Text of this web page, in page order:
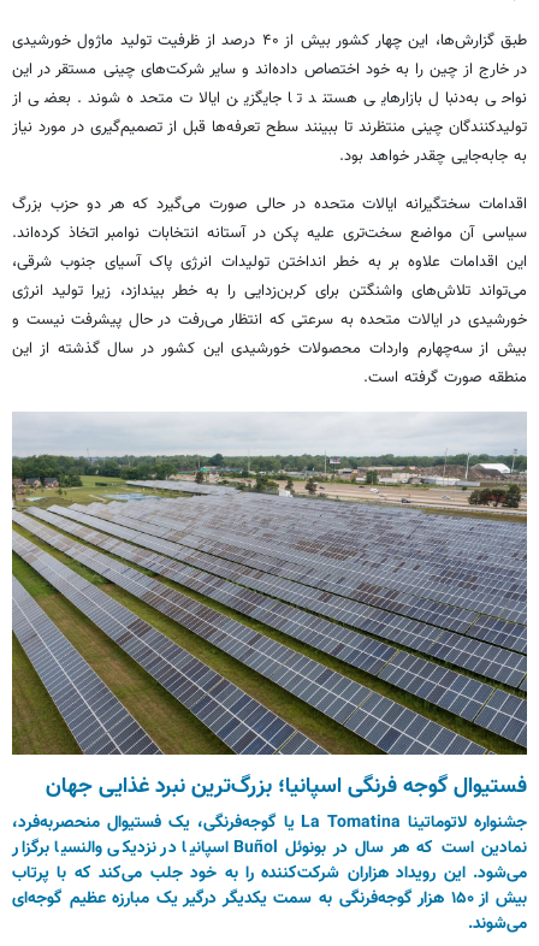
طبق گزارش‌ها، این چهار کشور بیش از ۴۰ درصد از ظرفیت تولید ماژول خورشیدی
در خارج از چین را به خود اختصاص داده‌اند و سایر شرکت‌های چینی مستقر در این
نواحی به‌دنبال بازارهایی هستند تا جایگزین ایالات متحده شوند. بعضی از
تولیدکنندگان چینی منتظرند تا ببینند سطح تعرفه‌ها قبل از تصمیم‌گیری در مورد نیاز
به جابه‌جایی چقدر خواهد بود.
اقدامات سختگیرانه ایالات متحده در حالی صورت می‌گیرد که هر دو حزب بزرگ
سیاسی آن مواضع سخت‌تری علیه پکن در آستانه انتخابات نوامبر اتخاذ کرده‌اند.
این اقدامات علاوه بر به خطر انداختن تولیدات انرژی پاک آسیای جنوب شرقی،
می‌تواند تلاش‌های واشنگتن برای کربن‌زدایی را به خطر بیندازد، زیرا تولید انرژی
خورشیدی در ایالات متحده به سرعتی که انتظار می‌رفت در حال پیشرفت نیست و
بیش از سه‌چهارم واردات محصولات خورشیدی این کشور در سال گذشته از این
منطقه صورت گرفته است.
فستیوال گوجه فرنگی اسپانیا؛ بزرگ‌ترین نبرد غذایی جهان
جشنواره لاتوماتینا
La Tomatina یا گوجه‌فرنگی، یک فستیوال منحصربه‌فرد،
نمادین است که هر سال دربونوئل
Buñol اسپانیا در نزدیکی والنسیا برگزار
می‌شود. این رویداد هزاران شرکت‌کننده را به خود جلب می‌کند که با پرتاب
بیش از ۱۵۰ هزار گوجه‌فرنگی به سمت یکدیگر درگیر یک مبارزه عظیم گوجه‌ای
می‌شوند.